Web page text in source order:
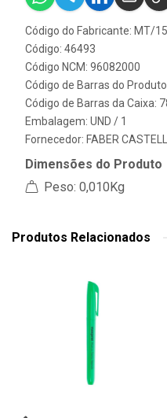
Código do Fabricante: MT/
Código: 46493
Código NCM: 96082000
Código de Barras do
Código de Barras da Caixa:
Embalagem: UND / 1
Fornecedor: FABER
Dimensões do Produto
Peso: 0,010Kg
Produtos Relacionados